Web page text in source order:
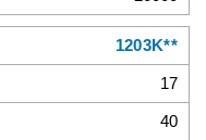
1203K**
17
40